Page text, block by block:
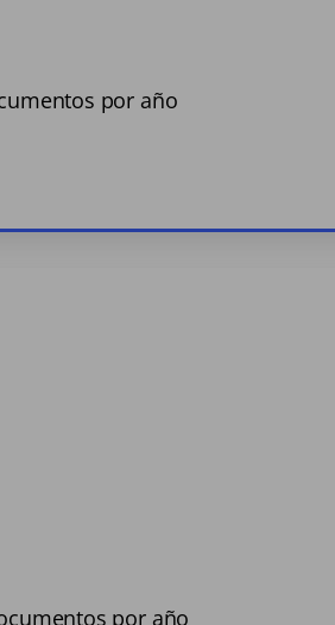
por año
por año